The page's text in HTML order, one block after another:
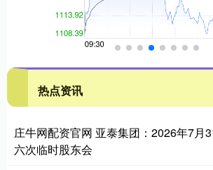
热点资讯
庄牛网配资官网 亚泰集团：2026年7月
六次临时股东会